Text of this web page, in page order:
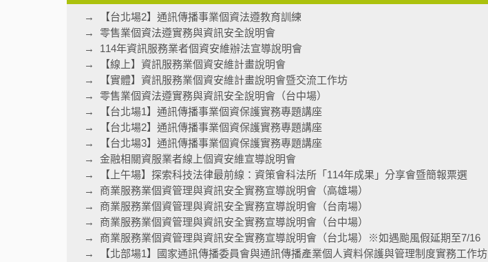
【台北場2】通訊傳播事業個資法遵教育訓練
零售業個資法遵實務與資訊安全說明會
114年資訊服務業者個資安維辦法宣導說明會
【線上】資訊服務業個資安維計畫說明會
【實體】資訊服務業個資安維計畫說明會暨交流工作坊
零售業個資法遵實務與資訊安全說明會（台中場）
【台北場1】通訊傳播事業個資保護實務專題講座
【台北場2】通訊傳播事業個資保護實務專題講座
【台北場3】通訊傳播事業個資保護實務專題講座
金融相關資服業者線上個資安維宣導說明會
【上午場】探索科技法律最前線：資策會科法所「114年成果」分享會暨簡報票選
商業服務業個資管理與資訊安全實務宣導說明會（高雄場）
商業服務業個資管理與資訊安全實務宣導說明會（台南場）
商業服務業個資管理與資訊安全實務宣導說明會（台中場）
商業服務業個資管理與資訊安全實務宣導說明會（台北場）※如遇颱風假延期至7/16
【北部場1】國家通訊傳播委員會與通訊傳播產業個人資料保護與管理制度實務工作坊